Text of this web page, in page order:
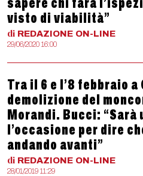
visto di viabilità”
di REDAZIONE ON-LINE
29/06/2020 16:00
Tra il 6 e l’8 febbraio
demolizione del
Morandi. Bucci: “Sarà
l’occasione per dire
andando avanti”
di REDAZIONE ON-LINE
28/01/2019 11:29